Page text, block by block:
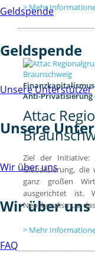
Geldspende
Geldspende
Unsere Unterstützer
Unsere
Wir über uns
Wir über uns
FAQ
Mehr
Anti-Privatisierung
Attac
Ziel der Initiative:
Globalisierung,
ganz großen
ausgerichtet ist.
Neoliberalismus,
Mehr